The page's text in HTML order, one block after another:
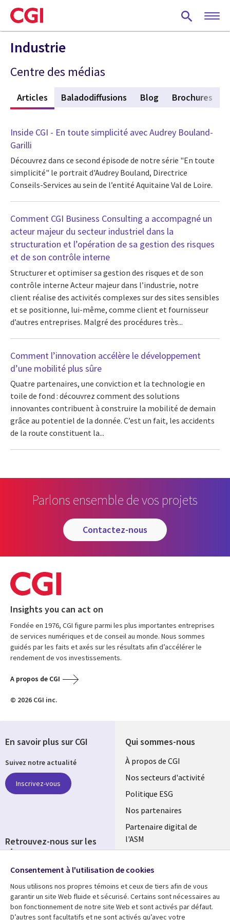
Skip
to
main
content
Industrie
Centre des médias
Articles (active tab)
Baladodiffusions Blog Brochures
Inside CGI - En toute simplicité avec Audrey Bouland-
Garilli
Découvrez dans ce second épisode de notre série "En toute
simplicité" le portrait d'Audrey Bouland, Directrice
Conseils-Services au sein de l’entité Aquitaine Val de Loire.
Comment CGI Business Consulting a accompagné un
acteur majeur du secteur industriel dans la
structuration et l’opération de sa gestion des risques
et de son contrôle interne
Structurer et optimiser sa gestion des risques et de son
contrôle interne Acteur majeur dans l’industrie, notre
client réalise des activités complexes sur des sites sensibles
et se positionne, lui-même, comme client et fournisseur
d’autres entreprises. Malgré des procédures très...
Comment l’innovation accélère le développement
d’une mobilité plus sûre
Quatre partenaires, une conviction et la technologie en
toile de fond : découvrez comment des solutions
innovantes contribuent à construire la mobilité de demain
grâce au potentiel de la donnée. C’est un fait, les accidents
de la route constituent la...
Parlons ensemble de vos projets
contactez-nous
Insights you can act on
Fondée en 1976, CGI figure parmi les plus importantes entreprises
de services numériques et de conseil au monde. Nous sommes
guidés par les faits et axés sur les résultats afin d’accélérer le
rendement de vos investissements.
A propos de CGI
© 2026 CGI inc.
Qui sommes-nous
Useful
links
FRANCE
À propos de CGI
Nos secteurs d'activité
Politique ESG
Nos partenaires
Partenaire digital de
l'ASM
Fusions
Ressources Support
En savoir plus sur CGI
Suivez notre actualité
Inscrivez-vous
Retrouvez-nous sur les
réseaux
Social
Media
FRANCE
Consentement à l'utilisation de cookies
Nous utilisons nos propres témoins et ceux de tiers afin de vous
garantir un site Web fluide et sécurisé. Certains sont nécessaires au
bon fonctionnement de notre site Web et sont activés par défaut.
D’autres sont facultatifs et ne sont activés qu’avec votre